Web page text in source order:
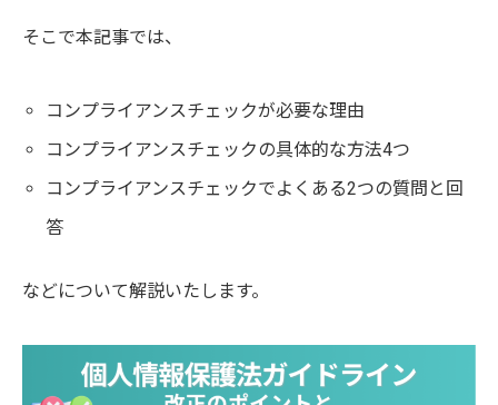
そこで本記事では、
コンプライアンスチェックが必要な理由
コンプライアンスチェックの具体的な方法4つ
コンプライアンスチェックでよくある2つの質問と回
答
などについて解説いたします。